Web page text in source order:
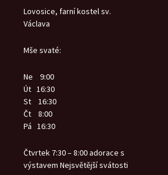
Lovosice, farní kostel sv.
Václava
Mše svaté:
Ne 9:00
Út 16:30
St 16:30
Čt 8:00
Pá 16:30
Čtvrtek 7:30 – 8:00 adorace s
výstavem Nejsvětější svátosti